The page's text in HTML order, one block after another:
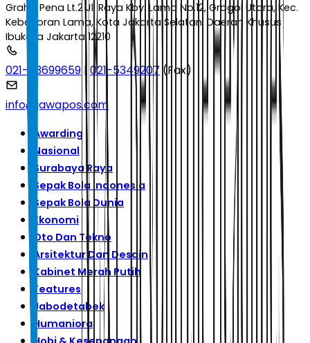
Graha Pena Lt.2 Jl. Raya Kby. Lama No.12, Grogol Utara, Kec.
Kebayoran Lama, Kota Jakarta Selatan, Daerah Khusus
Ibukota Jakarta 12210
021-53699659 | 021-5349207 (Fax)
info@jawapos.com
Awarding
Nasional
Surabaya Raya
Sepak Bola Indonesia
Sepak Bola Dunia
Ekonomi
Oto Dan Tekno
Arsitektur Dan Desain
Kabinet Merah Putih
Features
Jabodetabek
Humaniora